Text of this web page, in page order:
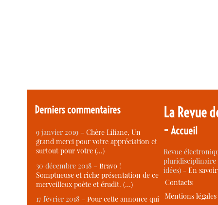
Derniers commentaires
9 janvier 2019 –Chère Liliane, Un
grand merci pour votre appréciation et
surtout pour votre (…)
30 décembre 2018 –Bravo !
Somptueuse et riche présentation de ce
merveilleux poète et érudit. (…)
17 février 2018 –Pour cette annonce qui
La Revue
-Accueil
Revue
idées) -En
Contacts
Mentions légales